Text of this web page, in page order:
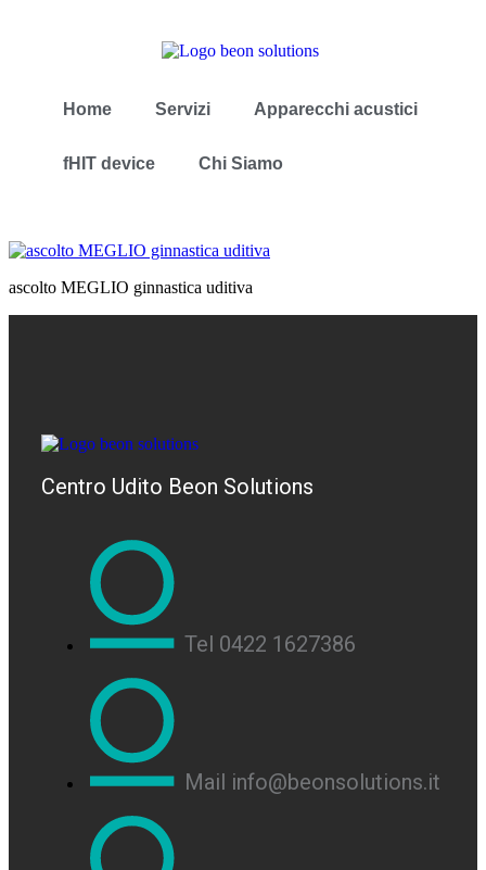
Home Servizi Apparecchi acustici
fHIT device Chi Siamo
ascolto MEGLIO ginnastica uditiva
Centro Udito Beon Solutions
Tel 0422 1627386
Mail info@beonsolutions.it